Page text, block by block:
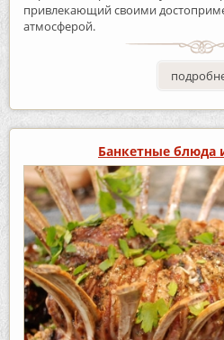
привлекающий своими
атмосферой.
Банкетные блюда